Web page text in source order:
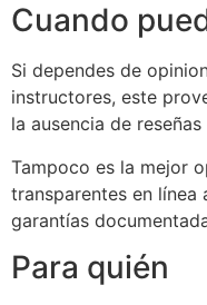
Cuando
Si dependes de
instructores, este
la ausencia de
Tampoco es la mejor
transparentes en línea
garantías
Para quién